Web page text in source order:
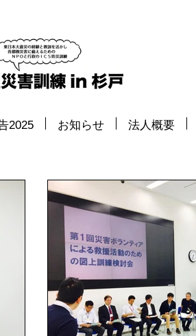
2025 お知らせ 法人概要